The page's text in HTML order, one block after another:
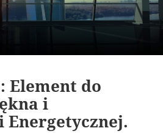
Element do
i
Energetycznej.